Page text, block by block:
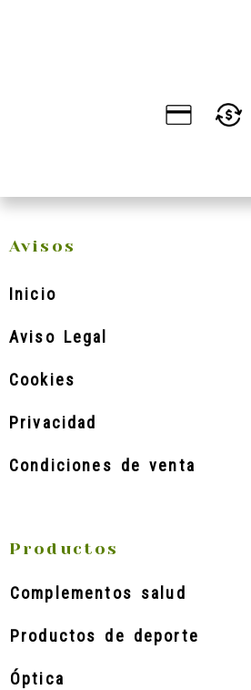
Avisos
Inicio
Aviso Legal
Cookies
Privacidad
Condiciones de venta
Productos
Complementos salud
Productos de deporte
Óptica